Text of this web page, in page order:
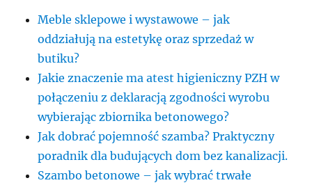
Meble sklepowe i wystawowe – jak
oddziałują na estetykę oraz sprzedaż w
butiku?
Jakie znaczenie ma atest higieniczny PZH w
połączeniu z deklaracją zgodności wyrobu
wybierając zbiornika betonowego?
Jak dobrać pojemność szamba? Praktyczny
poradnik dla budujących dom bez kanalizacji.
Szambo betonowe – jak wybrać trwałe